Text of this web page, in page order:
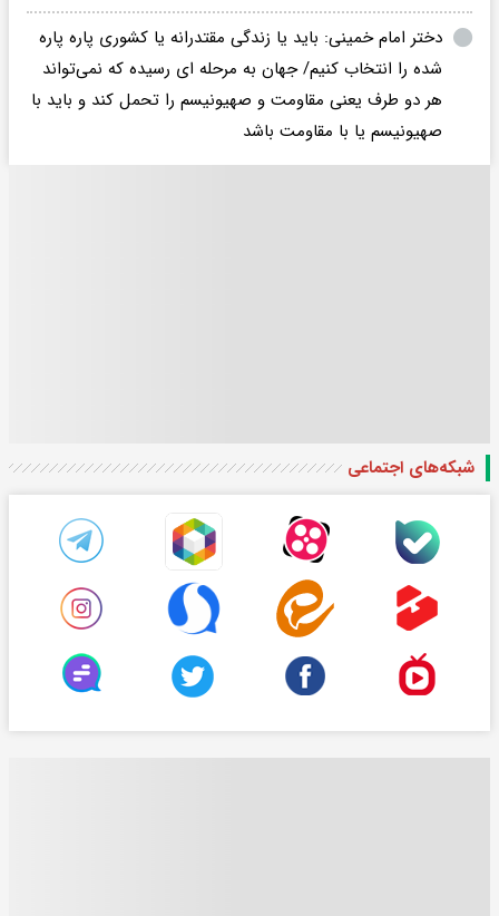
دختر امام خمینی: باید یا زندگی مقتدرانه یا کشوری پاره پاره
شده را انتخاب کنیم/ جهان به مرحله ای رسیده که نمی‌تواند
هر دو طرف یعنی مقاومت و صهیونیسم را تحمل کند و باید با
صهیونیسم یا با مقاومت باشد
شبکه‌های اجتماعی